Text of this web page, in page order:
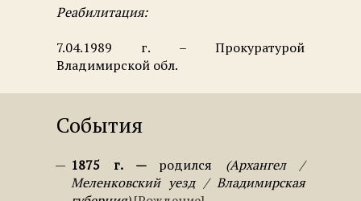
Реабилитация:
7.04.1989 г. – Прокуратурой
Владимирской обл.
События
1875 г. родился
Архангел /
Меленковский уезд / Владимирская